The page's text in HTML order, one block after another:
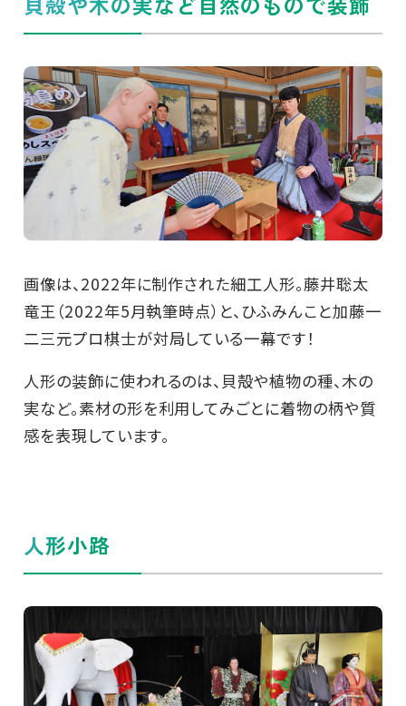
画像は、2022年に制作された細工人形。藤井聡太
竜王（2022年5月執筆時点）と、ひふみんこと加藤一
二三元プロ棋士が対局している一幕です！
人形の装飾に使われるのは、貝殻や植物の種、木の
実など。素材の形を利用してみごとに着物の柄や質
感を表現しています。
人形小路